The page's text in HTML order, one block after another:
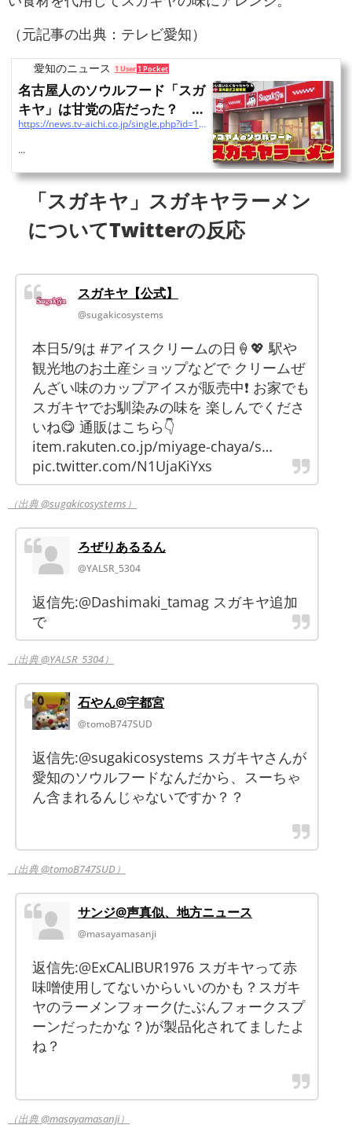
（元記事の出典：テレビ愛知）
愛知のニュース 1 User1 Pocket
名古屋人のソウルフード「スガ
キヤ」は甘党の店だった？ 名
物のラーメンフォーク...
https://news.tv-aichi.co.jp/single.php?id=1744
...
「スガキヤ」スガキヤラーメン
についてTwitterの反応
スガキヤ【公式】
@sugakicosystems
本日5/9は #アイスクリームの日🍦💖 駅や
観光地のお土産ショップなどで クリームぜ
んざい味のカップアイスが販売中❗️ お家でも
スガキヤでお馴染みの味を 楽しんでくださ
いね😋 通販はこちら👇
item.rakuten.co.jp/miyage-chaya/s…
pic.twitter.com/N1UjaKiYxs
（出典 @sugakicosystems）
ろぜりあるるん
@YALSR_5304
返信先:@Dashimaki_tamag スガキヤ追加
で
（出典 @YALSR_5304）
石やん@宇都宮
@tomoB747SUD
返信先:@sugakicosystems スガキヤさんが
愛知のソウルフードなんだから、スーちゃ
ん含まれるんじゃないですか？？
（出典 @tomoB747SUD）
サンジ@声真似、地方ニュース
@masayamasanji
返信先:@ExCALIBUR1976 スガキヤって赤
味噌使用してないからいいのかも？スガキ
ヤのラーメンフォーク(たぶんフォークスプ
ーンだったかな？)が製品化されてましたよ
ね？
（出典 @masayamasanji）